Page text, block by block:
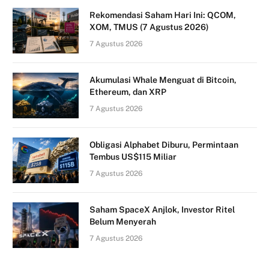
Rekomendasi Saham Hari Ini: QCOM,
XOM, TMUS (7 Agustus 2026)
7 Agustus 2026
Akumulasi Whale Menguat di Bitcoin,
Ethereum, dan XRP
7 Agustus 2026
Obligasi Alphabet Diburu, Permintaan
Tembus US$115 Miliar
7 Agustus 2026
Saham SpaceX Anjlok, Investor Ritel
Belum Menyerah
7 Agustus 2026